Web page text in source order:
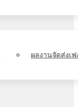
ผลงานจัดส่งเ